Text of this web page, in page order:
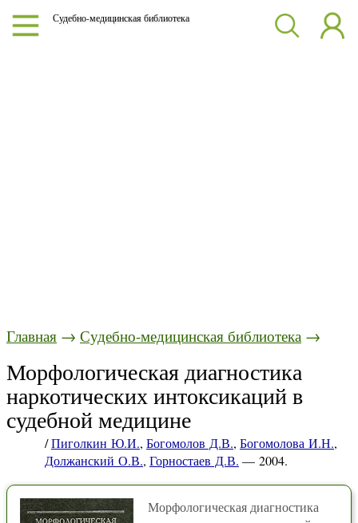
Судебно-медицинская библиотека
Главная → Судебно-медицинская библиотека →
Морфологическая диагностика
наркотических интоксикаций в
судебной медицине
/Пиголкин Ю.И., Богомолов Д.В., Богомолова И.Н.,
Должанский О.В., Горностаев Д.В. — 2004.
Морфологическая диагностика